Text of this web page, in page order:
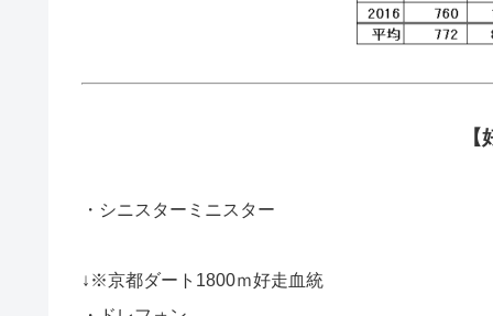
・シニスターミニスター
↓※京都ダート1800ｍ好走血統